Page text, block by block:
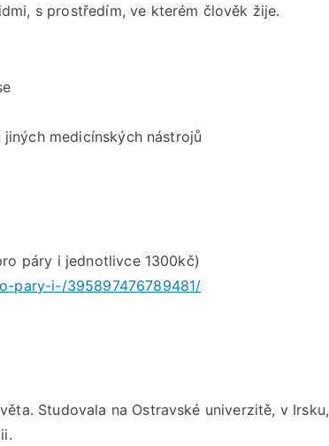
s prostředím, ve kterém člověk žije.
medicínských nástrojů
páry i jednotlivce 1300kč)
pary-i-/395897476789481/
Studovala na Ostravské univerzitě, v Irsku,